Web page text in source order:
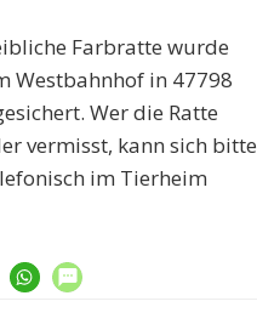
Farbratte wurde
Westbahnhof in 47798
Wer die Ratte
vermisst, kann sich bitte
im Tierheim